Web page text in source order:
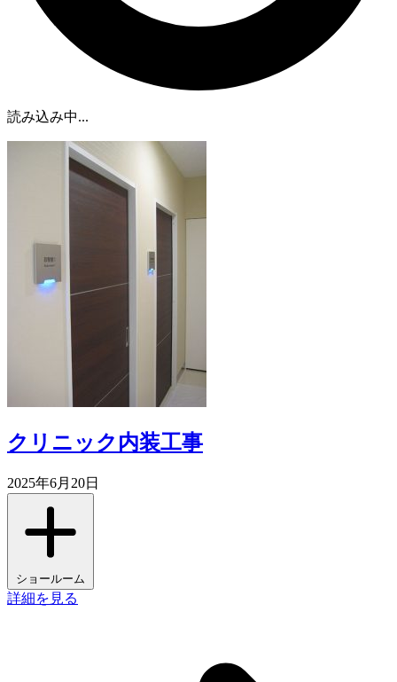
読み込み中...
クリニック内装工事
2025年6月20日
ショールーム
詳細を見る